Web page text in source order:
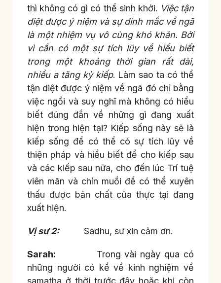
thì không có gì có thể sinh khởi. Việc tận
diệt được ý niệm và sự dính mắc về ngã
là một nhiệm vụ vô cùng khó khăn. Bởi
vì cần có một sự tích lũy về hiểu biết
trong một khoảng thời gian rất dài,
nhiều a tăng kỳ kiếp. Làm sao ta có thể
tận diệt được ý niệm về ngã đó chỉ bằng
việc ngồi và suy nghĩ mà không có hiểu
biết đúng đắn về những gì đang xuất
hiện trong hiện tại? Kiếp sống này sẽ là
kiếp sống để có thể có sự tích lũy về
thiện pháp và hiểu biết để cho kiếp sau
và các kiếp sau nữa, cho đến lúc Trí tuệ
viên mãn và chín muồi để có thể xuyên
thấu được bản chất của thực tại đang
xuất hiện.
Vị sư 2:Sadhu, sư xin cảm ơn.
Sarah: Trong vài ngày qua có
những người có kể về kinh nghiệm về
samatha ở thời trước đây hoặc khi còn